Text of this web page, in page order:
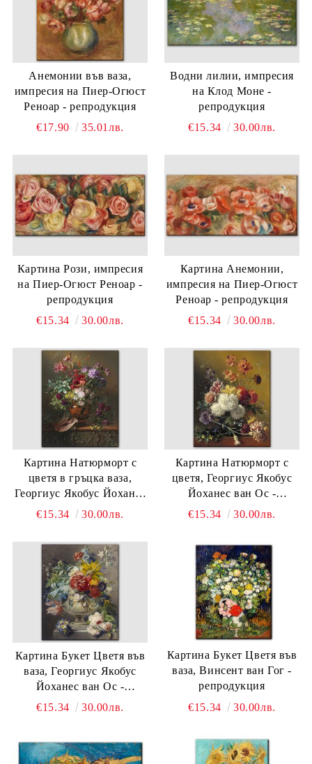
Анемонии във ваза,
импресия на Пиер-Огюст
Реноар - репродукция
€17.90
35.01лв.
Водни лилии, импресия
на Клод Моне -
репродукция
€15.34
30.00лв.
Картина Рози, импресия
на Пиер-Огюст Реноар -
репродукция
€15.34
30.00лв.
Картина Анемонии,
импресия на Пиер-Огюст
Реноар - репродукция
€15.34
30.00лв.
Картина Натюрморт с
цветя в гръцка ваза,
Георгиус Якобус Йоханес
ван Ос - репродукция
€15.34 30.00лв.
Картина Натюрморт с
цветя, Георгиус Якобус
Йоханес ван Ос -
репродукция
€15.34 30.00лв.
Картина Букет Цветя във
ваза, Георгиус Якобус
Йоханес ван Ос -
репродукция
€15.34 30.00лв.
Картина Букет Цветя във
ваза, Винсент ван Гог -
репродукция
€15.34
30.00лв.